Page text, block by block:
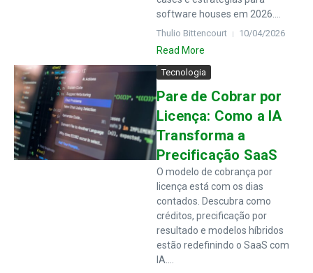
software houses em 2026....
Thulio Bittencourt 10/04/2026
Read More
Tecnologia
Pare de Cobrar por
Licença: Como a IA
Transforma a
Precificação SaaS
O modelo de cobrança por
licença está com os dias
contados. Descubra como
créditos, precificação por
resultado e modelos híbridos
estão redefinindo o SaaS com
IA....